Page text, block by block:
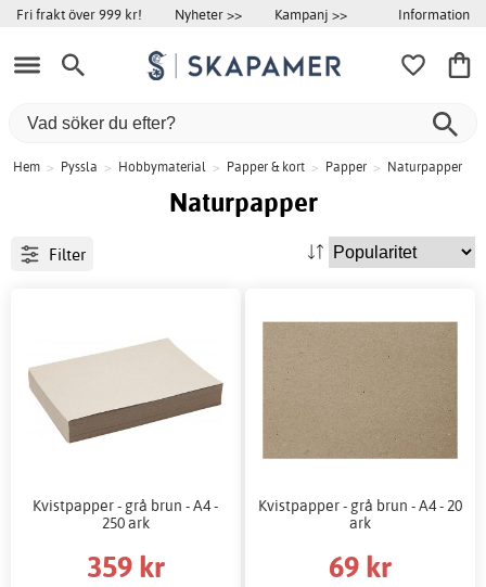
Fri frakt över 999 kr! Nyheter >> Kampanj >> Information
Hem > Pyssla > Hobbymaterial > Papper & kort > Papper > Naturpapper
Naturpapper
Filter
Kvistpapper - grå brun - A4 -
250 ark
359 kr
Kvistpapper - grå brun - A4 - 20
ark
69 kr